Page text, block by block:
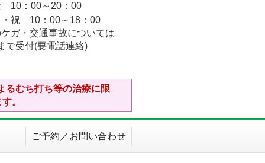
10：00～20：00
・祝 10：00～18：00
ガ・交通事故については
で受付(要電話連絡)
るむち打ち等の治療に限
。
ご予約／お問い合わせ